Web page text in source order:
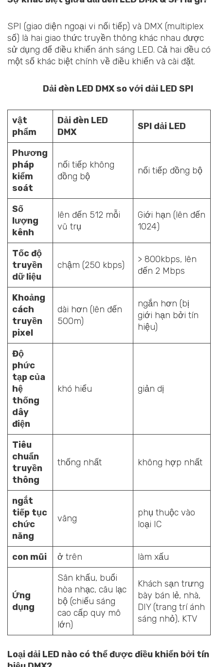
SPI (giao diện ngoại vi nối tiếp) và DMX (multiplex
số) là hai giao thức truyền thông khác nhau được
sử dụng để điều khiển ánh sáng LED. Cả hai đều có
một số khác biệt chính về điều khiển và cài đặt.
Dải đèn LED DMX so với dải LED SPI
vật
phẩm
Dải đèn LED
DMX
SPI dải LED
Phương
pháp
kiểm
soát
nối tiếp không
đồng bộ
nối tiếp đồng bộ
Số
lượng
kênh
lên đến 512 mỗi
vũ trụ
Giới hạn (lên đến
1024)
Tốc độ
truyền
dữ liệu
chậm (250 kbps)
> 800kbps, lên
đến 2 Mbps
Khoảng
cách
truyền
pixel
dài hơn (lên đến
500m)
ngắn hơn (bị
giới hạn bởi tín
hiệu)
Độ
phức
tạp của
hệ
thống
dây
điện
khó hiểu giản dị
Tiêu
chuẩn
truyền
thông
thống nhất không hợp nhất
ngắt
tiếp tục
chức
năng
vâng
phụ thuộc vào
loại IC
con mũi ở trên làm xấu
Ứng
dụng
Sân khấu, buổi
hòa nhạc, câu lạc
bộ (chiếu sáng
cao cấp quy mô
lớn)
Khách sạn trưng
bày bán lẻ, nhà,
DIY (trang trí ánh
sáng nhỏ), KTV
Loại dải LED nào có thể được điều khiển bởi tín